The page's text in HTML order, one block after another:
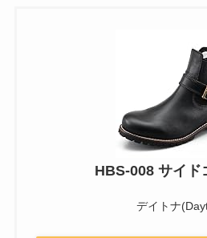
HBS-008 サイド
デイトナ